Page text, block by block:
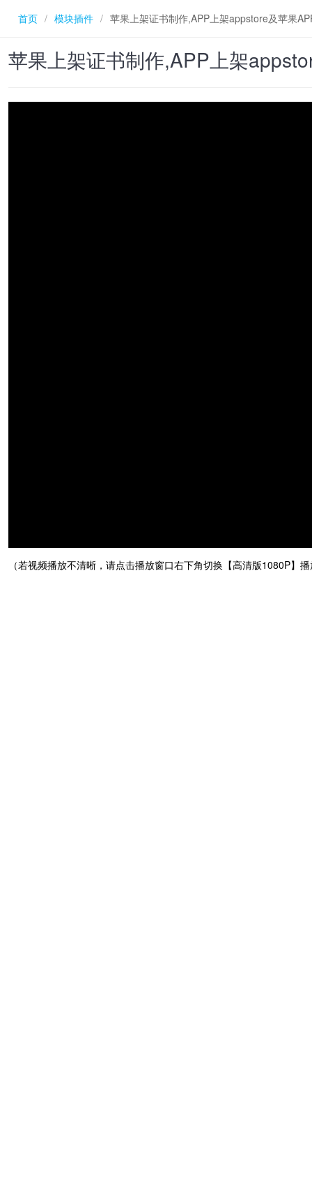
首页 / 模块插件 / 苹果上架证书制作,APP上架appstore及苹果
苹果上架证书制作,APP上架
（若视频播放不清晰，请点击播放窗口右下角切换【高清版1080P】